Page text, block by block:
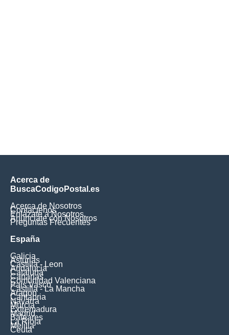
Acerca de
BuscaCodigoPostal.es
Acerca de Nosotros
Contáctenos
Enlázate a Nosotros
Anúnciate con Nosotros
Preguntas Frecuentes
España
Galicia
Asturias
Castilla - Leon
Andalucia
Cataluna
Canarias
Comunidad Valenciana
Pais Vasco
Castilla - La Mancha
Aragon
Cantabria
Navarra
Murcia
Extremadura
Madrid
Baleares
La Rioja
Melilla
Ceuta